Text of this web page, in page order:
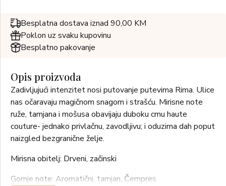
Besplatna dostava iznad 90,00 KM
Poklon uz svaku kupovinu
Besplatno pakovanje
Opis proizvoda
Zadivljujući intenzitet nosi putovanje putevima Rima. Ulice
nas očaravaju magičnom snagom i strašću. Mirisne note
ruže, tamjana i mošusa obavijaju duboku crnu haute
couture- jednako privlačnu, zavodljivu; i oduzima dah poput
naizgled bezgranične želje.
Mirisna obitelj: Drveni, začinski
Gornje note: Aromatični, tamjan, Čempres